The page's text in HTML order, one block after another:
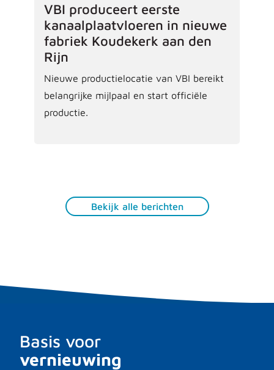
VBI produceert eerste
kanaalplaatvloeren in nieuwe
fabriek Koudekerk aan den
Rijn
Nieuwe productielocatie van VBI bereikt
belangrijke mijlpaal en start officiële
productie.
Bekijk alle berichten
Basis voor
vernieuwing